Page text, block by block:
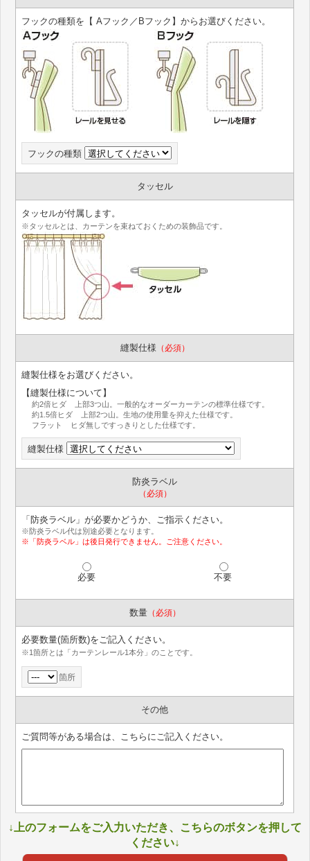
フックの種類を【 Aフック／Bフック】からお選びください。
フックの種類
タッセル
タッセルが付属します。
※タッセルとは、カーテンを束ねておくための装飾品です。
縫製仕様 （必須）
縫製仕様をお選びください。
【縫製仕様について】
約2倍ヒダ 上部3つ山。一般的なオーダーカーテンの標準仕様です。
約1.5倍ヒダ 上部2つ山。生地の使用量を抑えた仕様です。
フラット ヒダ無しですっきりとした仕様です。
縫製仕様
防炎ラベル
（必須）
「防炎ラベル」が必要かどうか、ご指示ください。
※防炎ラベル代は別途必要となります。
※「防炎ラベル」は後日発行できません。ご注意ください。
必要 不要
数量（必須）
必要数量(箇所数)をご記入ください。
※1箇所とは「カーテンレール1本分」のことです。
箇所
その他
ご質問等がある場合は、こちらにご記入ください。
↓上のフォームをご入力いただき、こちらのボタンを押して
ください↓